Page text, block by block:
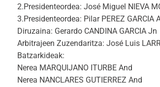
2.Presidenteordea: José Miguel NIEVA
3.Presidenteordea: Pilar PEREZ GARCIA
Diruzaina: Gerardo CANDINA GARCIA Jn
Arbitrajeen Zuzendaritza: José Luis
Batzarkideak:
Nerea MARQUIJANO ITURBE And
Nerea NANCLARES GUTIERREZ And